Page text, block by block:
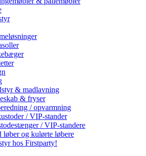
& madlavning
& fryser
/ opvarmning
/ VIP-stander
/ VIP-standere
løber og kulørte løbere
hos Firstparty!